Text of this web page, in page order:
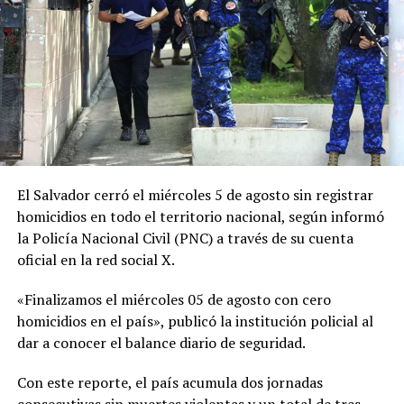
sobre el cuerpo de la víctima y posteriormente le
prendieron fuego antes de abandonar la escena. Las
investigaciones también señalan que los sospechosos
dejaron el vehículo de la víctima en otro lugar y se
deshicieron de su teléfono celular para dificultar las
pesquisas.
La Fiscalía aseguró que presentará la acusación
correspondiente y solicitará la pena máxima
contemplada por la legislación salvadoreña para este
El Salvador cerró el miércoles 5 de agosto sin registrar
homicidios en todo el territorio nacional, según informó
la Policía Nacional Civil (PNC) a través de su cuenta
oficial en la red social X.
«Finalizamos el miércoles 05 de agosto con cero
homicidios en el país», publicó la institución policial al
dar a conocer el balance diario de seguridad.
Con este reporte, el país acumula dos jornadas